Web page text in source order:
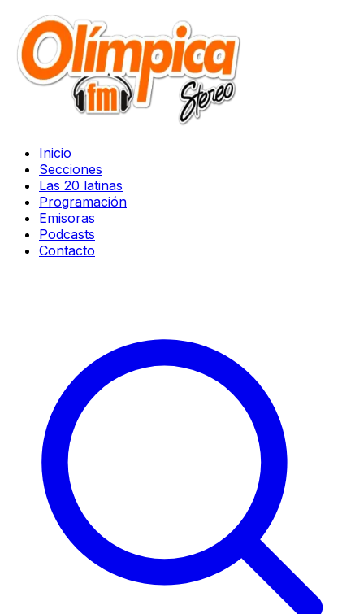
Inicio
Secciones
Las 20 latinas
Programación
Emisoras
Podcasts
Contacto